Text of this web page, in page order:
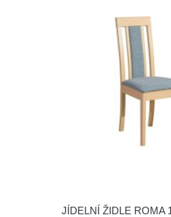
JÍDELNÍ ŽIDLE ROMA